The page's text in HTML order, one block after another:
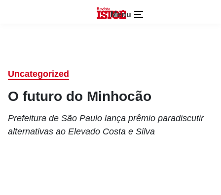
Menu
Uncategorized
O futuro do Minhocão
Prefeitura de São Paulo lança prêmio paradiscutir
alternativas ao Elevado Costa e Silva